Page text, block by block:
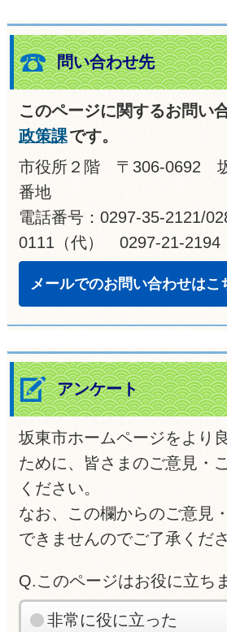
問い合わせ先
このページに関するお問い
政策課です。
市役所２階 〒306-0692
番地
電話番号：0297-35-2121/
0111（代） 0297-21-2194
メールでのお問い合わせはこ
アンケート
坂東市ホームページをより
ために、皆さまのご意見・
ください。
なお、この欄からのご意見
できませんのでご了承くださ
Q.このページはお役に立ち
非常に役に立った